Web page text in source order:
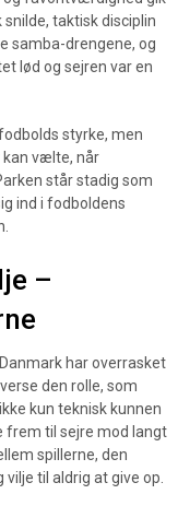
taktisk disciplin
samba-drengene, og
lød og sejren var en
styrke, men
kan vælte, når
står stadig som
ind i fodboldens
–
har overrasket
den rolle, som
kun teknisk kunnen
frem til sejre mod langt
spillerne, den
til aldrig at give op.